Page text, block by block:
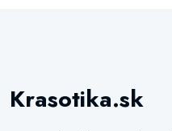
Krasotika.sk